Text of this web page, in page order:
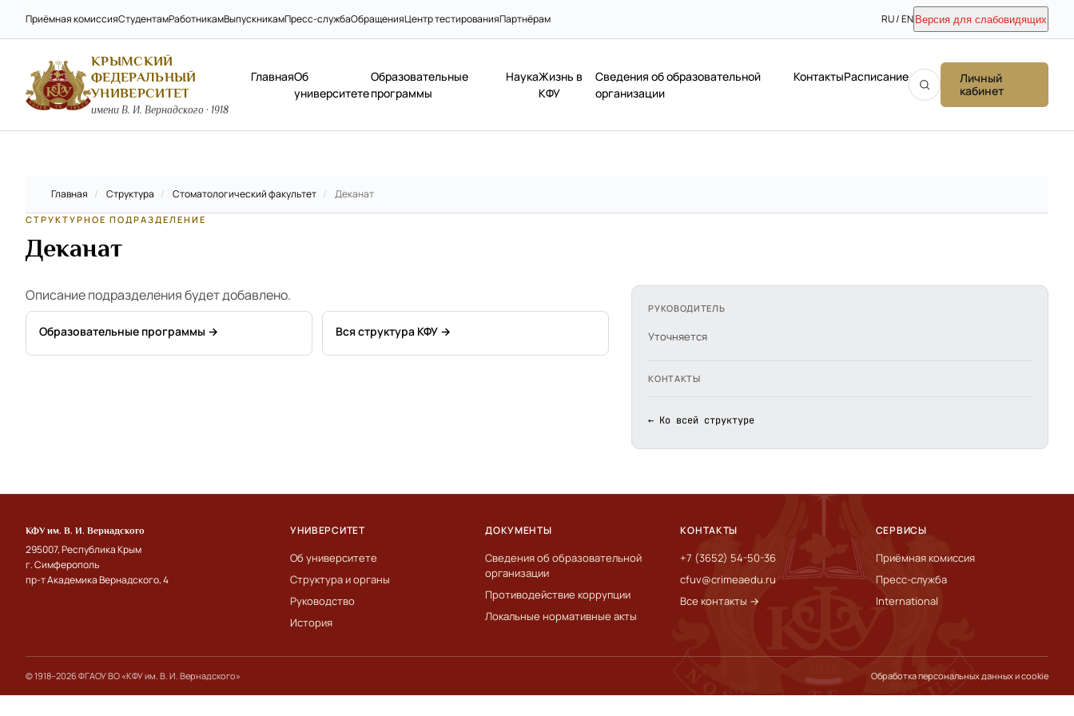
Приёмная комиссияСтудентамРаботникамВыпускникамПресс-службаОбращенияЦентр тестированияПартнёрам RU / EN Версия для слабовидящих
КРЫМСКИЙ
ФЕДЕРАЛЬНЫЙ
УНИВЕРСИТЕТ
имени В. И. Вернадского · 1918
ГлавнаяОб
университете
Образовательные
программы
НаукаЖизнь в
КФУ
Сведения об образовательной
организации
КонтактыРасписание
Личный
кабинет
Главная / Структура / Стоматологический факультет / Деканат
СТРУКТУРНОЕ ПОДРАЗДЕЛЕНИЕ
Деканат
Описание подразделения будет добавлено.
Образовательные программы → Вся структура КФУ →
РУКОВОДИТЕЛЬ
Уточняется
КОНТАКТЫ
← Ко всей структуре
КФУ им. В. И. Вернадского
295007, Республика Крым
г. Симферополь
пр-т Академика Вернадского, 4
УНИВЕРСИТЕТ
Об университете
Структура и органы
Руководство
История
ДОКУМЕНТЫ
Сведения об образовательной
организации
Противодействие коррупции
Локальные нормативные акты
КОНТАКТЫ
+7 (3652) 54-50-36
cfuv@crimeaedu.ru
Все контакты →
СЕРВИСЫ
Приёмная комиссия
Пресс-служба
International
© 1918–2026 ФГАОУ ВО «КФУ им. В. И. Вернадского» Обработка персональных данных и cookie